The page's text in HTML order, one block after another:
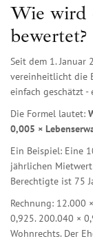
Wie wird
bewertet?
Seit dem 1.
vereinheitlicht die
einfach geschätzt -
Die Formel lautet:
0,005 ×
Ein Beispiel: Eine
jährlichen
Berechtigte ist 75
Rechnung: 12.000
0,925. 200.040 ×
Wohnrechts. Der